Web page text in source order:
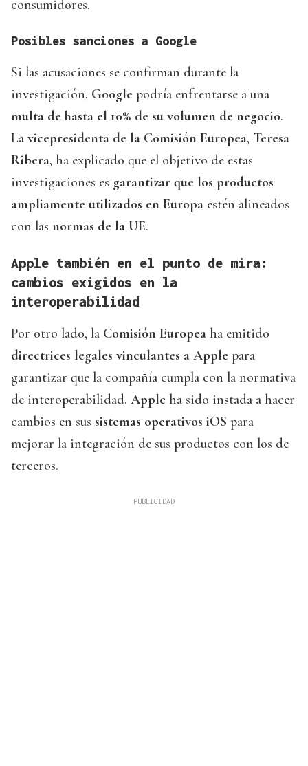
consumidores.
Posibles sanciones a Google
Si las acusaciones se confirman durante la
investigación, Google podría enfrentarse a una
multa de hasta el 10% de su volumen de negocio.
La vicepresidenta de la Comisión Europea, Teresa
Ribera, ha explicado que el objetivo de estas
investigaciones es garantizar que los productos
ampliamente utilizados en Europa estén alineados
con las normas de la UE.
Apple también en el punto de mira:
cambios exigidos en la
interoperabilidad
Por otro lado, la Comisión Europea ha emitido
directrices legales vinculantes a Apple para
garantizar que la compañía cumpla con la normativa
de interoperabilidad. Apple ha sido instada a hacer
cambios en sus sistemas operativos iOS para
mejorar la integración de sus productos con los de
terceros.